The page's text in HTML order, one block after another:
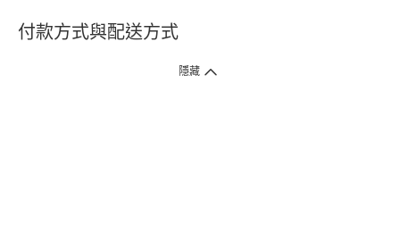
付款方式與配送方式
隱藏